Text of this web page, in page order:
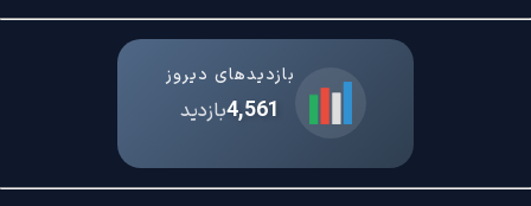
بازدیدهای دیروز
4,561بازدید